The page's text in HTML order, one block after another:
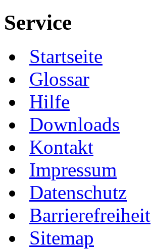
Service
Startseite
Glossar
Hilfe
Downloads
Kontakt
Impressum
Datenschutz
Barrierefreiheit
Sitemap